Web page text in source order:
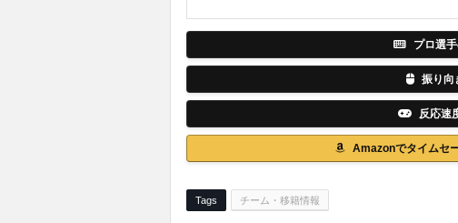
プロ選
振り向
反応速
Amazonでタイムセ
Tags チーム・移籍情報